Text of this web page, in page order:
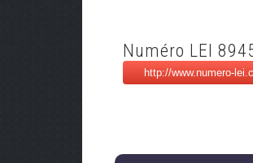
Numéro LEI